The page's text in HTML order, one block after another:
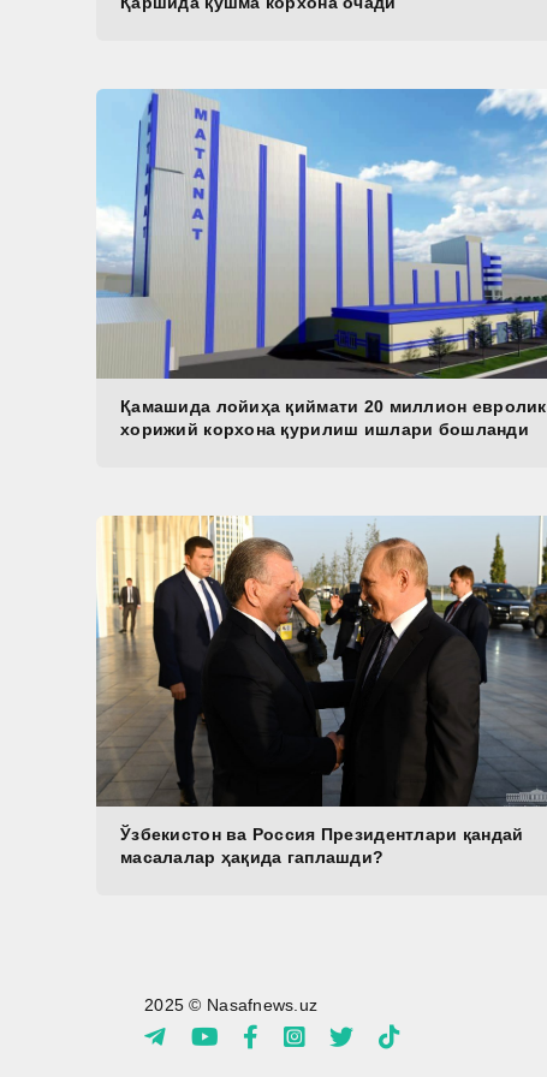
Қамашида лойиҳа қиймати 20 миллион евролик
хорижий корхона қурилиш ишлари бошланди
Ўзбекистон ва Россия Президентлари қандай
масалалар ҳақида гаплашди?
2025 © Nasafnews.uz